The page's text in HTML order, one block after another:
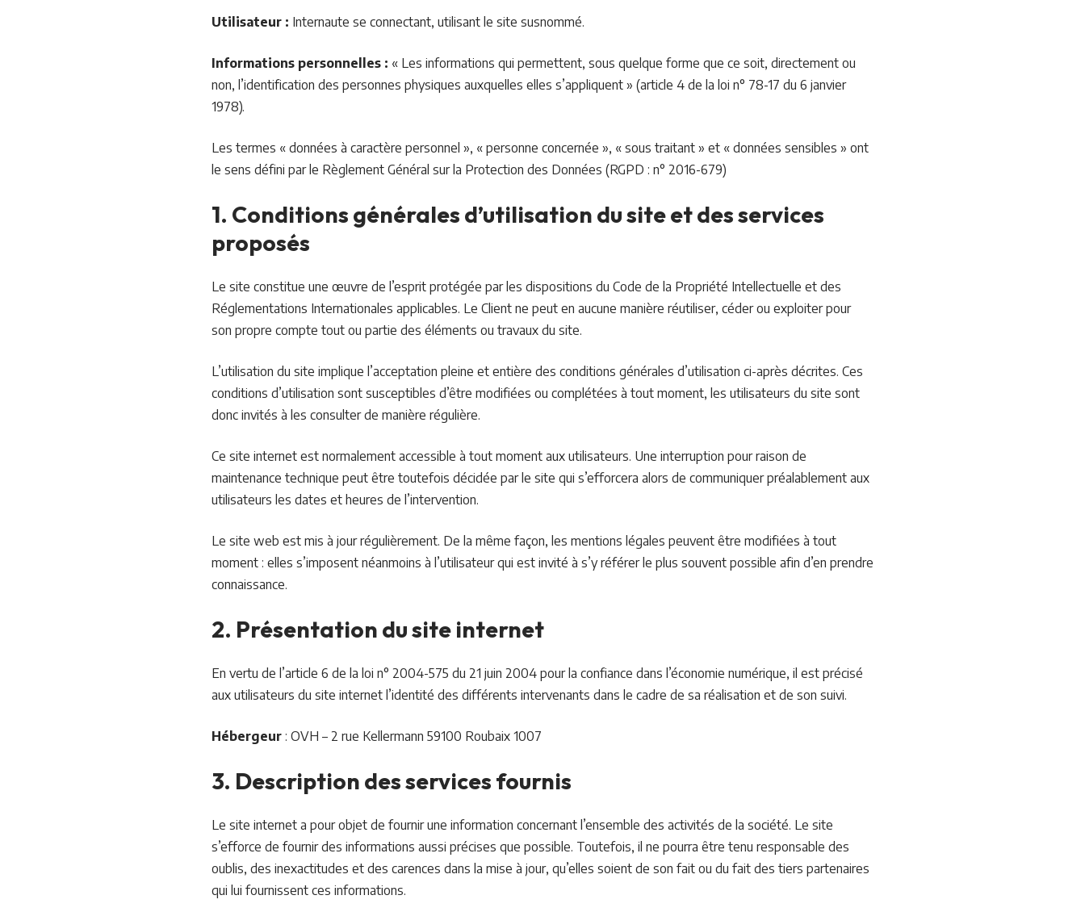
Utilisateur : Internaute se connectant, utilisant le site susnommé.
Informations personnelles : « Les informations qui permettent, sous quelque forme que ce soit, directement ou
non, l’identification des personnes physiques auxquelles elles s’appliquent » (article 4 de la loi n° 78-17 du 6 janvier
1978).
Les termes « données à caractère personnel », « personne concernée », « sous traitant » et « données sensibles » ont
le sens défini par le Règlement Général sur la Protection des Données (RGPD : n° 2016-679)
1. Conditions générales d’utilisation du site et des services
proposés
Le site constitue une œuvre de l’esprit protégée par les dispositions du Code de la Propriété Intellectuelle et des
Réglementations Internationales applicables. Le Client ne peut en aucune manière réutiliser, céder ou exploiter pour
son propre compte tout ou partie des éléments ou travaux du site.
L’utilisation du site implique l’acceptation pleine et entière des conditions générales d’utilisation ci-après décrites. Ces
conditions d’utilisation sont susceptibles d’être modifiées ou complétées à tout moment, les utilisateurs du site sont
donc invités à les consulter de manière régulière.
Ce site internet est normalement accessible à tout moment aux utilisateurs. Une interruption pour raison de
maintenance technique peut être toutefois décidée par le site qui s’efforcera alors de communiquer préalablement aux
utilisateurs les dates et heures de l’intervention.
Le site web est mis à jour régulièrement. De la même façon, les mentions légales peuvent être modifiées à tout
moment : elles s’imposent néanmoins à l’utilisateur qui est invité à s’y référer le plus souvent possible afin d’en prendre
connaissance.
2. Présentation du site internet
En vertu de l’article 6 de la loi n° 2004-575 du 21 juin 2004 pour la confiance dans l’économie numérique, il est précisé
aux utilisateurs du site internet l’identité des différents intervenants dans le cadre de sa réalisation et de son suivi.
Hébergeur : OVH – 2 rue Kellermann 59100 Roubaix 1007
3. Description des services fournis
Le site internet a pour objet de fournir une information concernant l’ensemble des activités de la société. Le site
s’efforce de fournir des informations aussi précises que possible. Toutefois, il ne pourra être tenu responsable des
oublis, des inexactitudes et des carences dans la mise à jour, qu’elles soient de son fait ou du fait des tiers partenaires
qui lui fournissent ces informations.